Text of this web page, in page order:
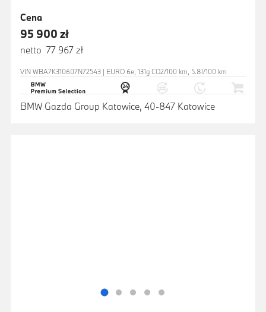
Cena
95 900 zł
netto 77 967 zł
VIN WBA7K310607N72543 | EURO 6e, 131g CO2/100 km, 5.8l/100 km
BMW Gazda Group Katowice, 40-847 Katowice